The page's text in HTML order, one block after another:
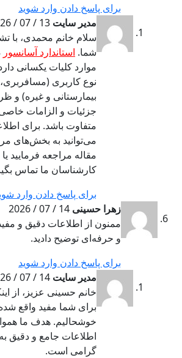
برای پاسخ دادن وارد شوید
مدیر سایت 13 / 07 / 2026
سلام خانم محمدی، با
شما. استاندارد آسانسور
موارد کلیات یکسانی
نوع کاربری (مسافربری،
بیمارستانی و غیره) و
جزئیات و الزامات
متفاوت باشد. برای
می‌توانید به بخش‌های
مقاله مراجعه فرمایید یا
کارشناسان ما تماس
برای پاسخ دادن وارد
زهرا حسینی 14 / 07 / 2026
ممنون از اطلاعات دقیق و
و حرفه‌ای توضیح دادید.
برای پاسخ دادن وارد شوید
مدیر سایت 14 / 07 / 2026
خانم حسینی عزیز، از
برای شما مفید واقع
خوشحالیم. هدف ما
اطلاعات جامع و دقیق
گرامی است.